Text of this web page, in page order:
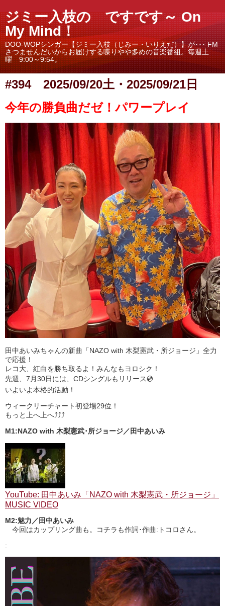
ジミー入枝の ですです～ On
My Mind！
DOO-WOPシンガー【ジミー入枝（じみー・いりえだ）】が･･･ FM
さつませんだいからお届けする喋りやや多めの音楽番組。毎週土
曜 9:00～9:54。
#394 2025/09/20土・2025/09/21日
今年の勝負曲だゼ！パワープレイ
田中あいみちゃんの新曲「NAZO with 木梨憲武・所ジョージ」全力
で応援！
レコ大、紅白を勝ち取るよ！みんなもヨロシク！
先週、7月30日には、CDシングルもリリース💿
いよいよ本格的活動！
ウィークリーチャート初登場29位！
もっと上へ上へ⤴⤴⤴
M1:NAZO with 木梨憲武･所ジョージ／田中あいみ
YouTube: 田中あいみ「NAZO with 木梨憲武・所ジョージ」
MUSIC VIDEO
M2:魅力／田中あいみ
今回はカップリング曲も。コチラも作詞･作曲:トコロさん。
: